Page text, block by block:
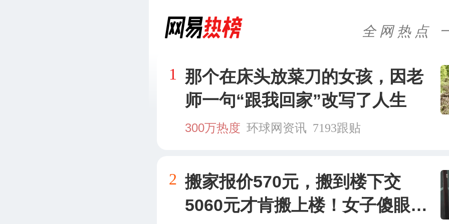
全网热点
1
那个在床头放菜刀的女孩，因老
师一句“跟我回家”改写了人生
300万热度 环球网资讯 7193跟贴
2 搬家报价570元，搬到楼下交
5060元才肯搬上楼！女子傻眼